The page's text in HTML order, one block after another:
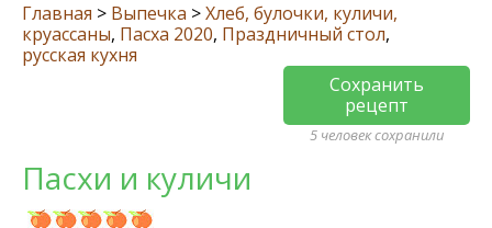
Главная > Выпечка >Хлеб, булочки, куличи,
круассаны, Пасха 2020, Праздничный стол,
русская кухня
Сохранить
рецепт
5 человек сохранили
Пасхи и куличи